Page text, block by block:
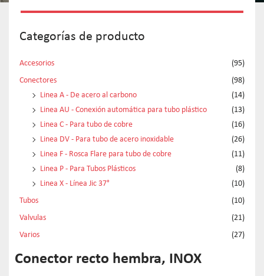
Categorías de producto
Accesorios
(95)
Conectores
(98)
Linea A - De acero al carbono
(14)
Linea AU - Conexión automática para tubo plástico
(13)
Linea C - Para tubo de cobre
(16)
Linea DV - Para tubo de acero inoxidable
(26)
Linea F - Rosca Flare para tubo de cobre
(11)
Linea P - Para Tubos Plásticos
(8)
Linea X - Línea Jic 37°
(10)
Tubos
(10)
Valvulas
(21)
Varios
(27)
Conector recto hembra, INOX